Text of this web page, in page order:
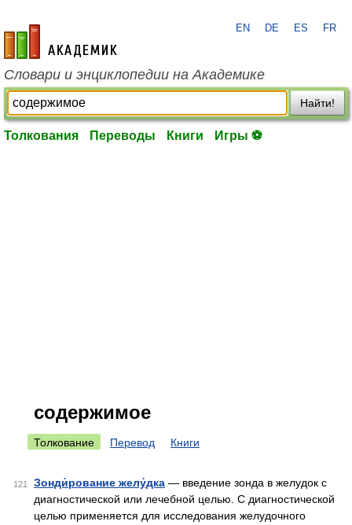
academic.ru
EN DE ES FR
Словари и энциклопедии на Академике
Найти!
Толкования Переводы Книги Игры ⚽
содержимое
Толкование Перевод Книги
121 Зонди́рование желу́дка — введение зонда в желудок с
диагностической или лечебной целью. С диагностической
целью применяется для исследования желудочного